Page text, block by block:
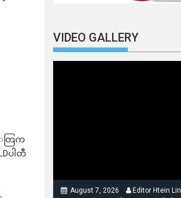
တြက
ပါတီ
VIDEO GALLERY
August 7, 2026 Editor Htein Lin